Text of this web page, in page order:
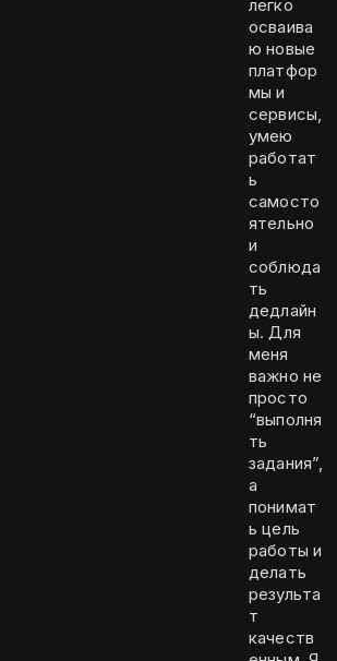
легко
осваива
ю новые
платфор
мы и
сервисы,
умею
работат
ь
самосто
ятельно
и
соблюда
ть
дедлайн
ы. Для
меня
важно не
просто
“выполня
ть
задания”,
а
понимат
ь цель
работы и
делать
результа
т
качеств